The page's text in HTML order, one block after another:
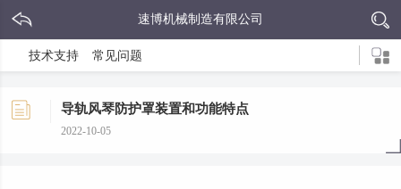
速博机械制造有限公司
技术支持 常见问题
导轨风琴防护罩装置和功能特点
2022-10-05